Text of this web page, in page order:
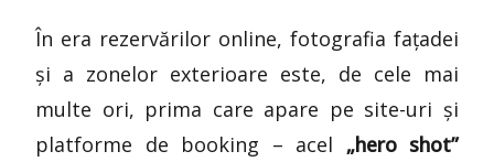
În era rezervărilor online, fotografia fațadei
și a zonelor exterioare este, de cele mai
multe ori, prima care apare pe site-uri și
platforme de booking – acel „hero shot”